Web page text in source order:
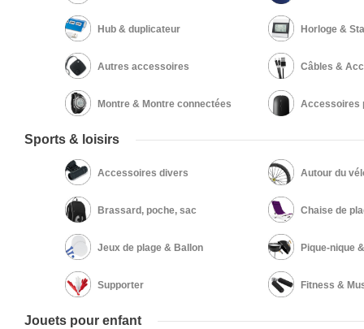
Hub & duplicateur Horloge &
Autres accessoires Câbles &
Montre & Montre connectées Accessoires
Sports & loisirs
Accessoires divers Autour du
Brassard, poche, sac
Jeux de plage & Ballon Pique-nique
Supporter Fitness &
Jouets pour enfant